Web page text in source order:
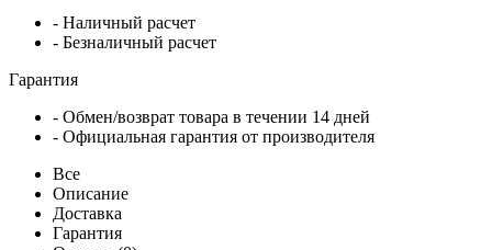
- Наличный расчет
- Безналичный расчет
Гарантия
- Обмен/возврат товара в течении 14 дней
- Официальная гарантия от производителя
Все
Описание
Доставка
Гарантия